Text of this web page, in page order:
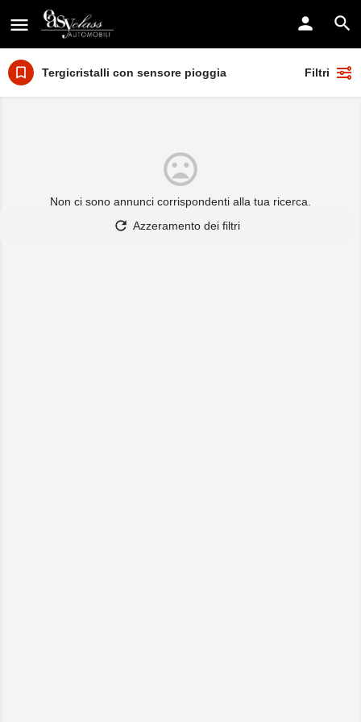
Tergicristalli con sensore pioggia Filtri
Non ci sono annunci corrispondenti alla tua ricerca.
Azzeramento dei filtri